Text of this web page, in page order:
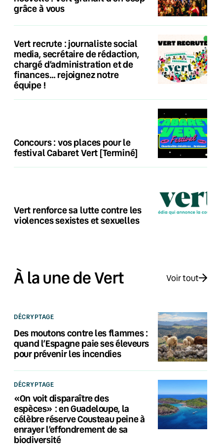
grâce à vous
Vert recrute : journaliste social
media, secrétaire de rédaction,
chargé d’administration et de
finances… rejoignez notre
équipe !
Concours : vos places pour le
festival Cabaret Vert [Terminé]
Vert renforce sa lutte contre les
violences sexistes et sexuelles
À la une de Vert Voir tout
DÉCRYPTAGE
Des moutons contre les flammes :
quand l’Espagne paie ses éleveurs
pour prévenir les incendies
DÉCRYPTAGE
«On voit disparaître des
espèces» : en Guadeloupe, la
célèbre réserve Cousteau peine à
enrayer l’effondrement de sa
biodiversité